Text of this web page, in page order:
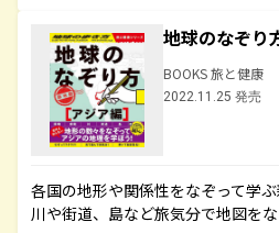
地球のなぞ
BOOKS 旅と健康
2022.11.25 発売
各国の地形や関係性をなぞって学
川や街道、島など旅気分で地図を